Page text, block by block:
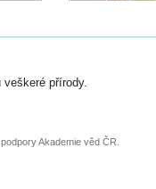
přírody.
Akademie věd ČR.